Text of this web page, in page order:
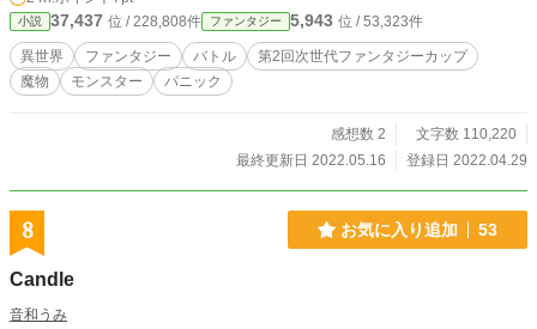
小説 37,437 位 / 228,808件 ファンタジー 5,943 位 / 53,323件
異世界 ファンタジー バトル
第2回次世代ファンタジーカップ
魔物
モンスター パニック
感想数 2
文字数 110,220
最終更新日 2022.05.16
登録日 2022.04.29
8 お気に入り追加 53
Candle
音和うみ